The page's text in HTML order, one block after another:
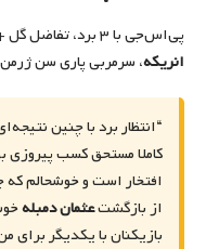
پی‌اس‌جی با ۳ برد، تفاضل گل +۱۰ و ۹ امتیاز به صدر جدول رسید.
انریکه، سرمربی پاری سن
“انتظار برد با چنین
کاملا مستحق کسب پیروزی
افتخار است و خوشحالم که
از بازگشتعثمان دمبله
بازیکنان با یکدیگر